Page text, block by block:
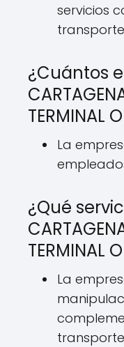
servicios
¿Cuántos
TERMINAL
La
¿Qué
TERMINAL
La